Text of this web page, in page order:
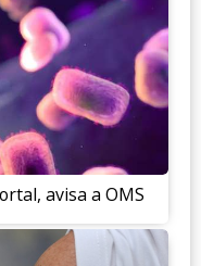
avisa a OMS